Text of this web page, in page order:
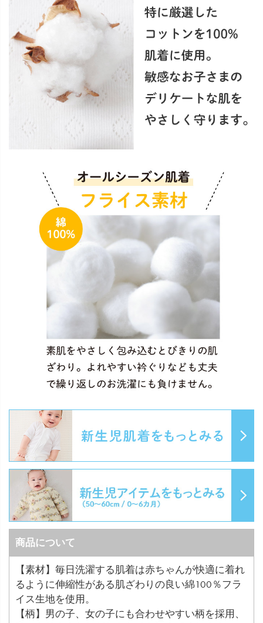
商品について
【素材】毎日洗濯する肌着は赤ちゃんが快適に着れ
るように伸縮性がある肌ざわりの良い綿100％フラ
イス生地を使用。
【柄】男の子、女の子にも合わせやすい柄を採用、